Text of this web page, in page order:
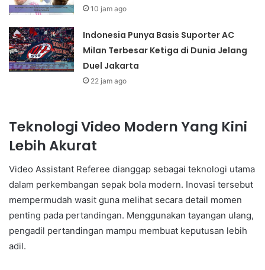
10 jam ago
Indonesia Punya Basis Suporter AC
Milan Terbesar Ketiga di Dunia Jelang
Duel Jakarta
22 jam ago
Teknologi Video Modern Yang Kini
Lebih Akurat
Video Assistant Referee dianggap sebagai teknologi utama
dalam perkembangan sepak bola modern. Inovasi tersebut
mempermudah wasit guna melihat secara detail momen
penting pada pertandingan. Menggunakan tayangan ulang,
pengadil pertandingan mampu membuat keputusan lebih
adil.